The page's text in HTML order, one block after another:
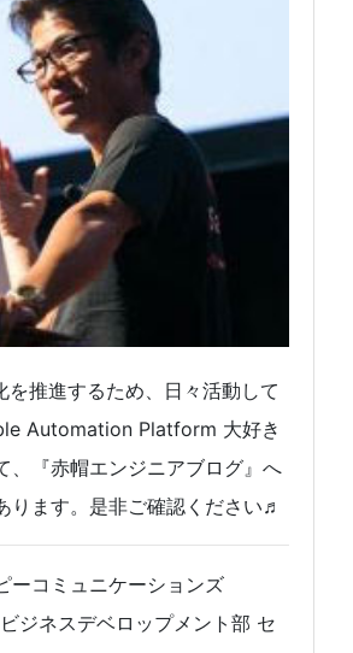
を推進するため、日々活動して
Automation Platform 大好き
、『赤帽エンジニアブログ』へ
ります。是非ご確認ください♬
ーコミュニケーションズ
ジネスデベロップメント部 セ